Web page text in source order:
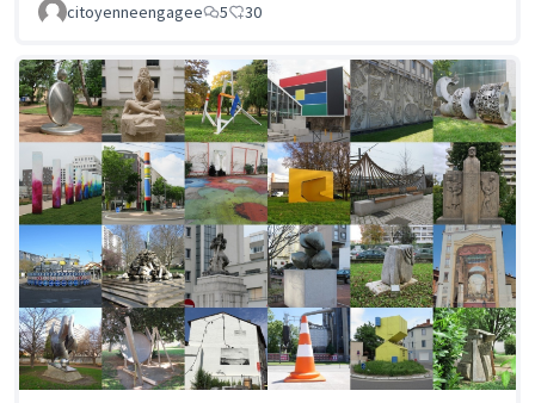
citoyenneengagee 5 30